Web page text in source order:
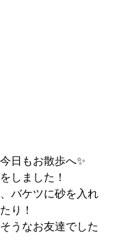
日もお散歩へ✨
しました！
バケツに砂を入れ
り！
うなお友達でした